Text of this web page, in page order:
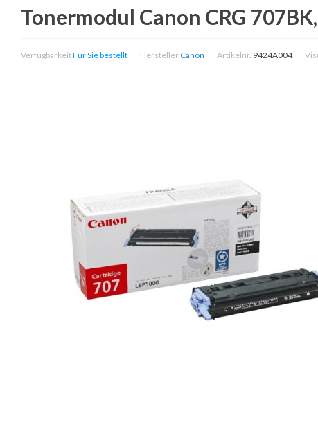
Tonermodul Canon CRG
VerfügbarkeitFür Sie bestellt Hersteller Canon Artikelnr. 9424A004